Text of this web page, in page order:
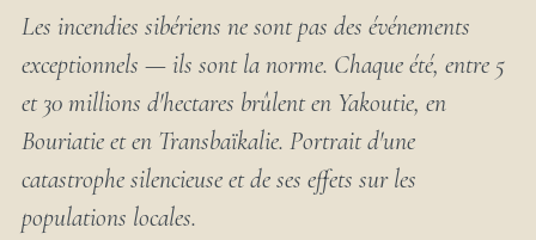
Les incendies sibériens ne sont pas des événements
exceptionnels — ils sont la norme. Chaque été, entre 5
et 30 millions d'hectares brûlent en Yakoutie, en
Bouriatie et en Transbaïkalie. Portrait d'une
catastrophe silencieuse et de ses effets sur les
populations locales.